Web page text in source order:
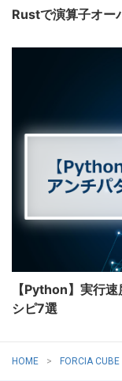
Rustで演算子オー
【Python】実行
シピ7選
HOME FORCIA CUBE